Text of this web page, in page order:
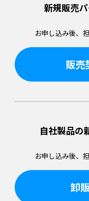
新規販売
お申し込み後、
販売
自社製品の
お申し込み後、
卸